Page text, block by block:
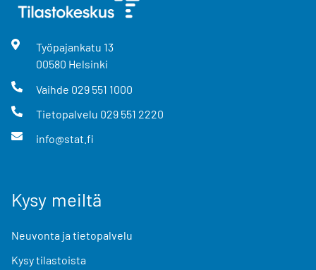
Työpajankatu 13
00580 Helsinki
Vaihde 029 551 1000
Tietopalvelu 029 551 2220
info@stat.fi
Kysy meiltä
Neuvonta ja tietopalvelu
Kysy tilastoista